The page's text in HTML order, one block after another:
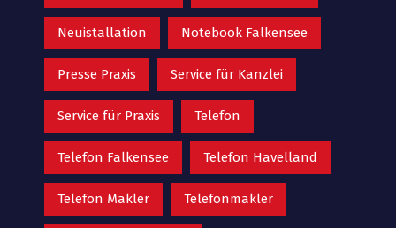
Neuistallation Notebook Falkensee
Presse Praxis Service für Kanzlei
Service für Praxis Telefon
Telefon Falkensee Telefon Havelland
Telefon Makler Telefonmakler